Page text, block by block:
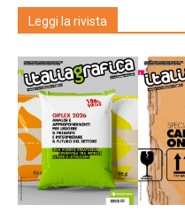
Leggi la rivista